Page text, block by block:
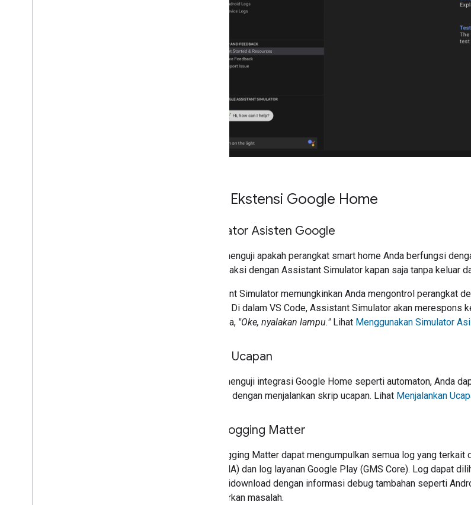
Fitur Ekstensi Google Home
Simulator Asisten Google
Untuk menguji apakah perangkat smart home Anda berfungsi
berinteraksi dengan Assistant Simulator kapan saja tanpa keluar
Assistant Simulator memungkinkan Anda mengontrol perangkat
Di dalam VS Code, Assistant Simulator akan merespons
misalnya, "Oke, nyalakan lampu."Lihat Menggunakan Simulator
Batch Ucapan
Untuk menguji integrasi Google Home seperti automaton, Anda
dengan menjalankan skrip ucapan. Lihat Menjalankan
Alat Logging Matter
Alat Logging Matter dapat mengumpulkan semua log yang terkait
app (GHA) dan log layanan Google Play (GMS Core). Log dapat
dapat didownload dengan informasi debug tambahan seperti
melaporkan masalah.